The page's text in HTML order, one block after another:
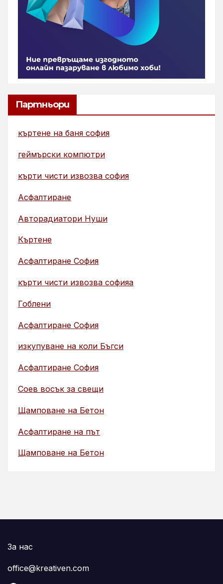
Партньори
къртене на баня софия
геймърски компютри
кърти чисти извозва софия
Асфалтиране
Авторадиатори Нуши
Къртене
Асфалтиране София
кърти чисти извозва софияа
Гоблени
Асфалтиране София
изкупуване на коли Бъгси
Асфалтиране София
Соев восък за свещи
Щамповане на Бетон
Асфалтиране на път
Щамповане на Бетон
За нас
office@kreativen.com